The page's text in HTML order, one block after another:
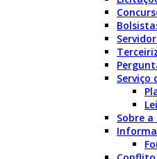
Serviço
Sobre